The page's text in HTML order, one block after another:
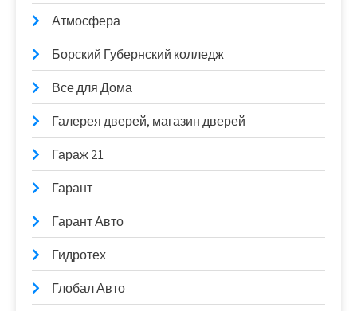
Атмосфера
Борский Губернский колледж
Все для Дома
Галерея дверей, магазин дверей
Гараж 21
Гарант
Гарант Авто
Гидротех
Глобал Авто